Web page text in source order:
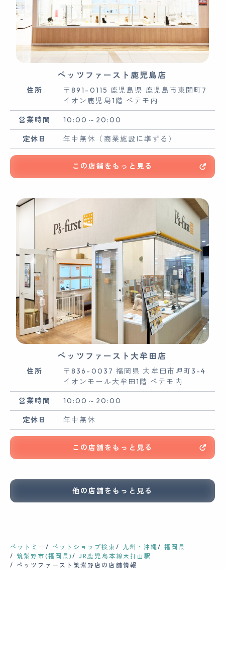
ペッツファースト鹿児島店
住所
〒891-0115 鹿児島県 鹿児島市東開町7
イオン鹿児島1階 ペテモ内
営業時間 10:00～20:00
定休日 年中無休（商業施設に準ずる）
この店舗をもっと見る
ペッツファースト大牟田店
住所
〒836-0037 福岡県 大牟田市岬町3-4
イオンモール大牟田1階 ペテモ内
営業時間 10:00～20:00
定休日 年中無休
この店舗をもっと見る
他の店舗をもっと見る
ペットミー ペットショップ検索 九州・沖縄
福岡県
筑紫野市(福岡県)
JR鹿児島本線天拝山駅
ペッツファースト筑紫野店の店舗情報